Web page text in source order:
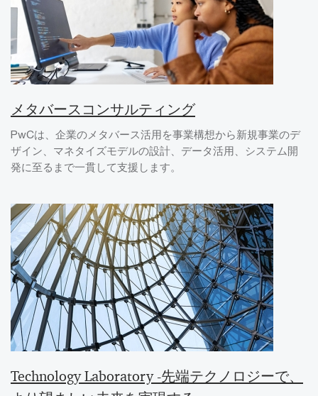
メタバースコンサルティング
PwCは、企業のメタバース活用を事業構想から新規事業のデ
ザイン、マネタイズモデルの設計、データ活用、システム開
発に至るまで一貫して支援します。
Technology Laboratory -先端テクノロジーで、